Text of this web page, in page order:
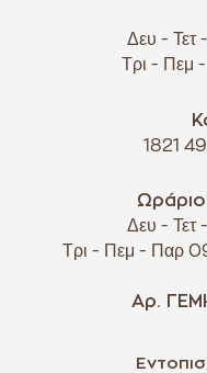
Δευ -
Τρι - Πεμ
1821
Δευ -
Τρι - Πεμ - Παρ
Αρ.